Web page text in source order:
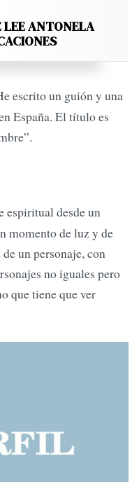
LEE ANTONELA
escrito un guión y una
España. El título es
espiritual desde un
momento de luz y de
un personaje, con
no iguales pero
que tiene que ver